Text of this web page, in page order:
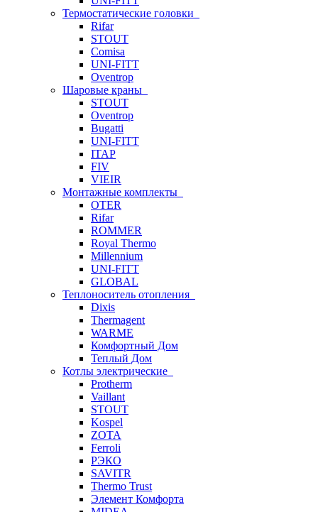
Термостатические головки
Rifar
STOUT
Comisa
UNI-FITT
Oventrop
Шаровые краны
STOUT
Oventrop
Bugatti
UNI-FITT
ITAP
FIV
VIEIR
Монтажные комплекты
OTER
Rifar
ROMMER
Royal Thermo
Millennium
UNI-FITT
GLOBAL
Теплоноситель отопления
Dixis
Thermagent
WARME
Комфортный Дом
Теплый Дом
Котлы электрические
Protherm
Vaillant
STOUT
Kospel
ZOTA
Ferroli
РЭКО
SAVITR
Thermo Trust
Элемент Комфорта